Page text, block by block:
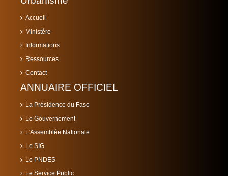
Accueil
Ministère
Informations
Ressources
Contact
ANNUAIRE OFFICIEL
La Présidence du Faso
Le Gouvernement
L'Assemblée Nationale
Le SIG
Le PNDES
Le Service Public